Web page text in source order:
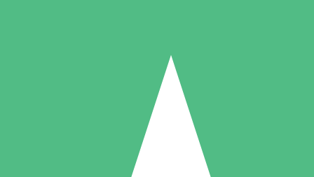
Individuelle Credit-Pakete
nach Bedarf mit Download-Credits. Keine monatliche Verpflichtung